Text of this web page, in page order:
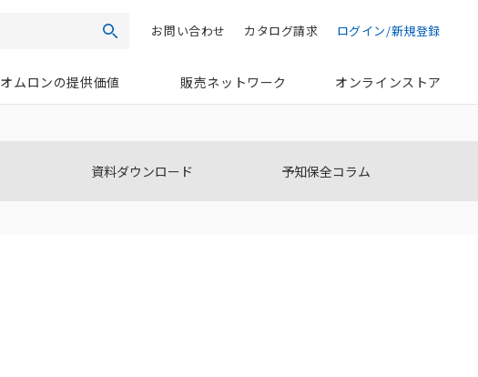
検索 ログイン/新規登録
カタログ請求
お問い合わせ
オムロンの提供価値 販売ネットワーク オンラインストア
資料ダウンロード 予知保全コラム